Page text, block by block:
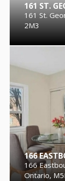
161 ST.
161 St.
2M3
166
166
Ontario,